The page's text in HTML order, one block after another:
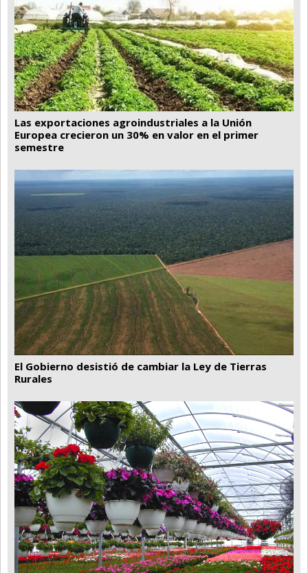
Las exportaciones agroindustriales a la Unión
Europea crecieron un 30% en valor en el primer
semestre
El Gobierno desistió de cambiar la Ley de Tierras
Rurales